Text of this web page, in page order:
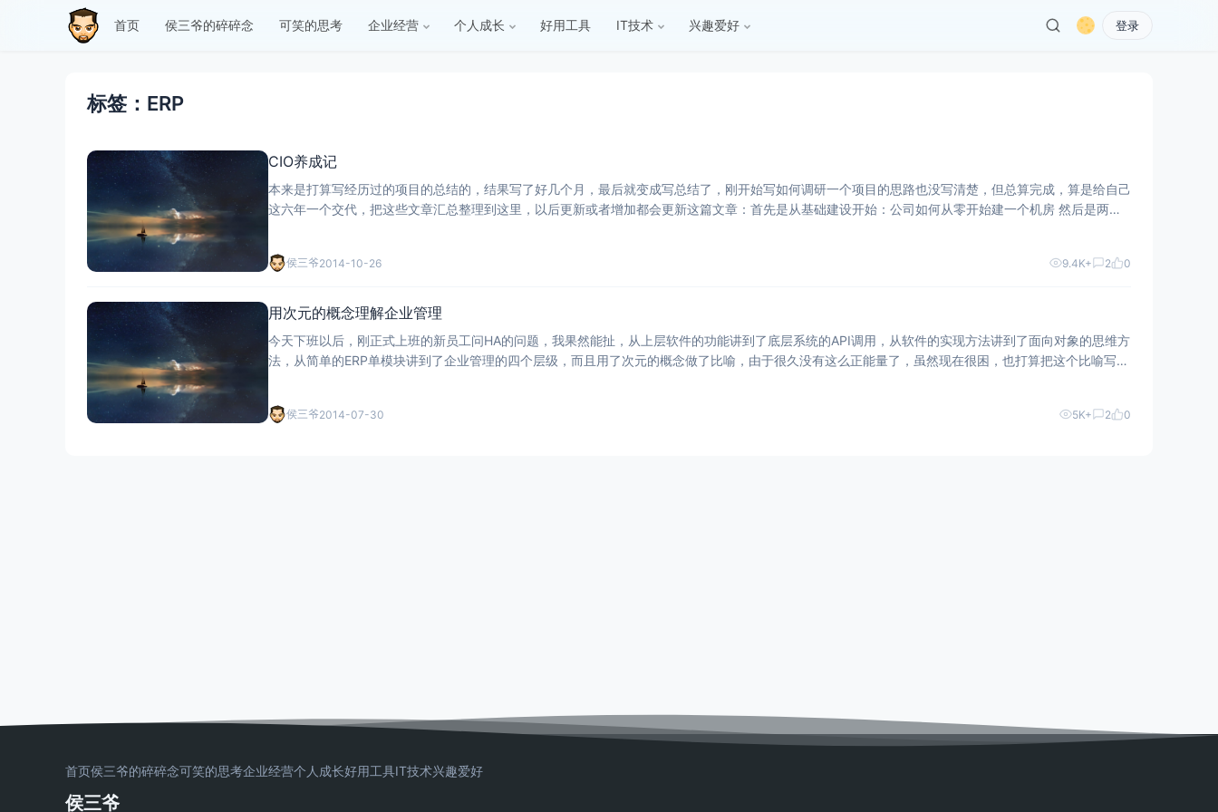
首页 侯三爷的碎碎念 可笑的思考 企业经营 个人成长 好用工具 IT技术 兴趣爱好 登录
标签：ERP
CIO养成记
本来是打算写经历过的项目的总结的，结果写了好几个月，最后就变成写总结了，刚开始写如何调研一个项目的思路也没写清楚，但总算完成，算是给自己
这六年一个交代，把这些文章汇总整理到这里，以后更新或者增加都会更新这篇文章：首先是从基础建设开始：公司如何从零开始建一个机房 然后是两篇
侯三爷2014-10-26 9.4K+ 2 0
用次元的概念理解企业管理
今天下班以后，刚正式上班的新员工问HA的问题，我果然能扯，从上层软件的功能讲到了底层系统的API调用，从软件的实现方法讲到了面向对象的思维方
法，从简单的ERP单模块讲到了企业管理的四个层级，而且用了次元的概念做了比喻，由于很久没有这么正能量了，虽然现在很困，也打算把这个比喻写出
侯三爷2014-07-30 5K+ 2 0
首页侯三爷的碎碎念可笑的思考企业经营个人成长好用工具IT技术兴趣爱好
侯三爷